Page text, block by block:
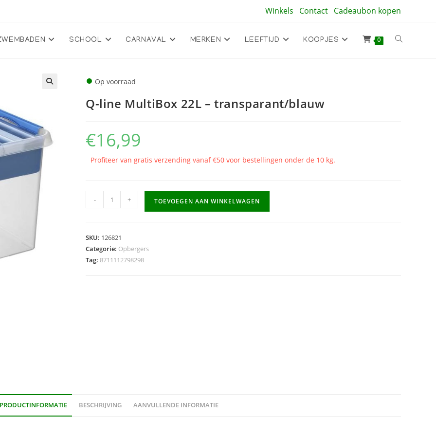
Winkels Contact Cadeaubon kopen
SCHOOL CARNAVAL MERKEN LEEFTIJD KOOPJES 0 Toggle
● Op voorraad
Q-line MultiBox 22L – transparant/blauw
€16,99
Profiteer van gratis verzending vanaf €50 voor bestellingen onder de 10 kg.
line
-
transparant/blauw
- + TOEVOEGEN AAN WINKELWAGEN
SKU: 126821
Categorie: Opbergers
Tag: 8711112798298
PRODUCTINFORMATIE BESCHRIJVING AANVULLENDE INFORMATIE